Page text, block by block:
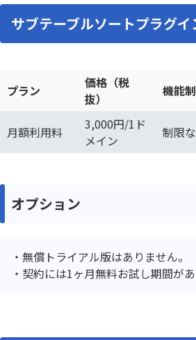
サブテーブルソートプラグ
プラン
価格（税
抜）
機能
月額利用料
3,000円/1ド
メイン
制限
オプション
無償トライアル版はありません。
契約には1ヶ月無料お試し期間があ